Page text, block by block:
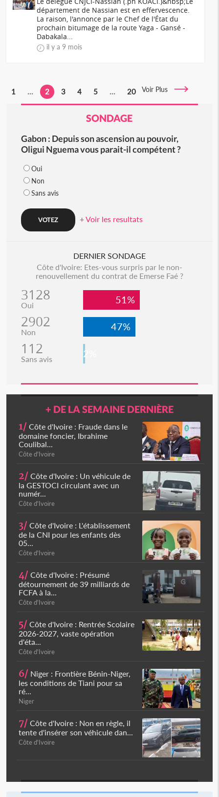
département de Nassian est en effervescence.
La raison, l'annonce par le Chef de l'État du
prochain bitumage de la route Yaga - Gansé -
Dabakala...
il y a 9 mois
1 ... 2 3 4 5 ... 20 Voir Plus
SONDAGE
Gabon : Depuis son ascension au pouvoir,
Oligui Nguema vous parait-il compétent ?
Oui
Non
Sans avis
+ Voir les resultats
DERNIER SONDAGE
Côte d'Ivoire: Etes-vous surpris par le non-
renouvellement du contrat de Emerse Faé ?
3128
Oui 51%
2902
Non 47%
112
Sans avis 2%
+ DE LA SEMAINE DERNIÈRE
1/ Côte d'Ivoire : Fraude dans le
domaine foncier, Ibrahime
Coulibal...
Côte d'Ivoire
2/ Côte d'Ivoire : Un véhicule de
la GESTOCI circulant avec un
numér...
Côte d'Ivoire
3/ Côte d'Ivoire : L'établissement
de la CNI pour les enfants dès
05...
Côte d'Ivoire
4/ Côte d'Ivoire : Présumé
détournement de 39 milliards de
FCFA à la...
Côte d'Ivoire
5/ Côte d'Ivoire : Rentrée Scolaire
2026-2027, vaste opération
d'éta...
Côte d'Ivoire
6/ Niger : Frontière Bénin-Niger,
les conditions de Tiani pour sa
ré...
Niger
7/ Côte d'Ivoire : Non en règle, il
tente d'insérer son véhicule dan...
Côte d'Ivoire